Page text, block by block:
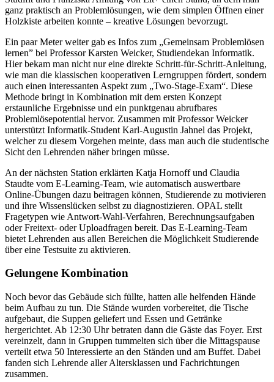
ganz praktisch an Problemlösungen, wie dem simplen Öffnen einer
Holzkiste arbeiten konnte – kreative Lösungen bevorzugt.
Ein paar Meter weiter gab es Infos zum „Gemeinsam Problemlösen
lernen” bei Professor Karsten Weicker, Studiendekan Informatik.
Hier bekam man nicht nur eine direkte Schritt-für-Schritt-Anleitung,
wie man die klassischen kooperativen Lerngruppen fördert, sondern
auch einen interessanten Aspekt zum „Two-Stage-Exam“. Diese
Methode bringt in Kombination mit dem ersten Konzept
erstaunliche Ergebnisse und ein punktgenau abrufbares
Problemlösepotential hervor. Zusammen mit Professor Weicker
unterstützt Informatik-Student Karl-Augustin Jahnel das Projekt,
welcher zu diesem Vorgehen meinte, dass man auch die studentische
Sicht den Lehrenden näher bringen müsse.
An der nächsten Station erklärten Katja Hornoff und Claudia
Staudte vom E-Learning-Team, wie automatisch auswertbare
Online-Übungen dazu beitragen können, Studierende zu motivieren
und ihre Wissenslücken selbst zu diagnostizieren. OPAL stellt
Fragetypen wie Antwort-Wahl-Verfahren, Berechnungsaufgaben
oder Freitext- oder Uploadfragen bereit. Das E-Learning-Team
bietet Lehrenden aus allen Bereichen die Möglichkeit Studierende
über eine Testsuite zu aktivieren.
Gelungene Kombination
Noch bevor das Gebäude sich füllte, hatten alle helfenden Hände
beim Aufbau zu tun. Die Stände wurden vorbereitet, die Tische
aufgebaut, die Suppen geliefert und Essen und Getränke
hergerichtet. Ab 12:30 Uhr betraten dann die Gäste das Foyer. Erst
vereinzelt, dann in Gruppen tummelten sich über die Mittagspause
verteilt etwa 50 Interessierte an den Ständen und am Buffet. Dabei
fanden sich Lehrende aller Altersklassen und Fachrichtungen
zusammen.